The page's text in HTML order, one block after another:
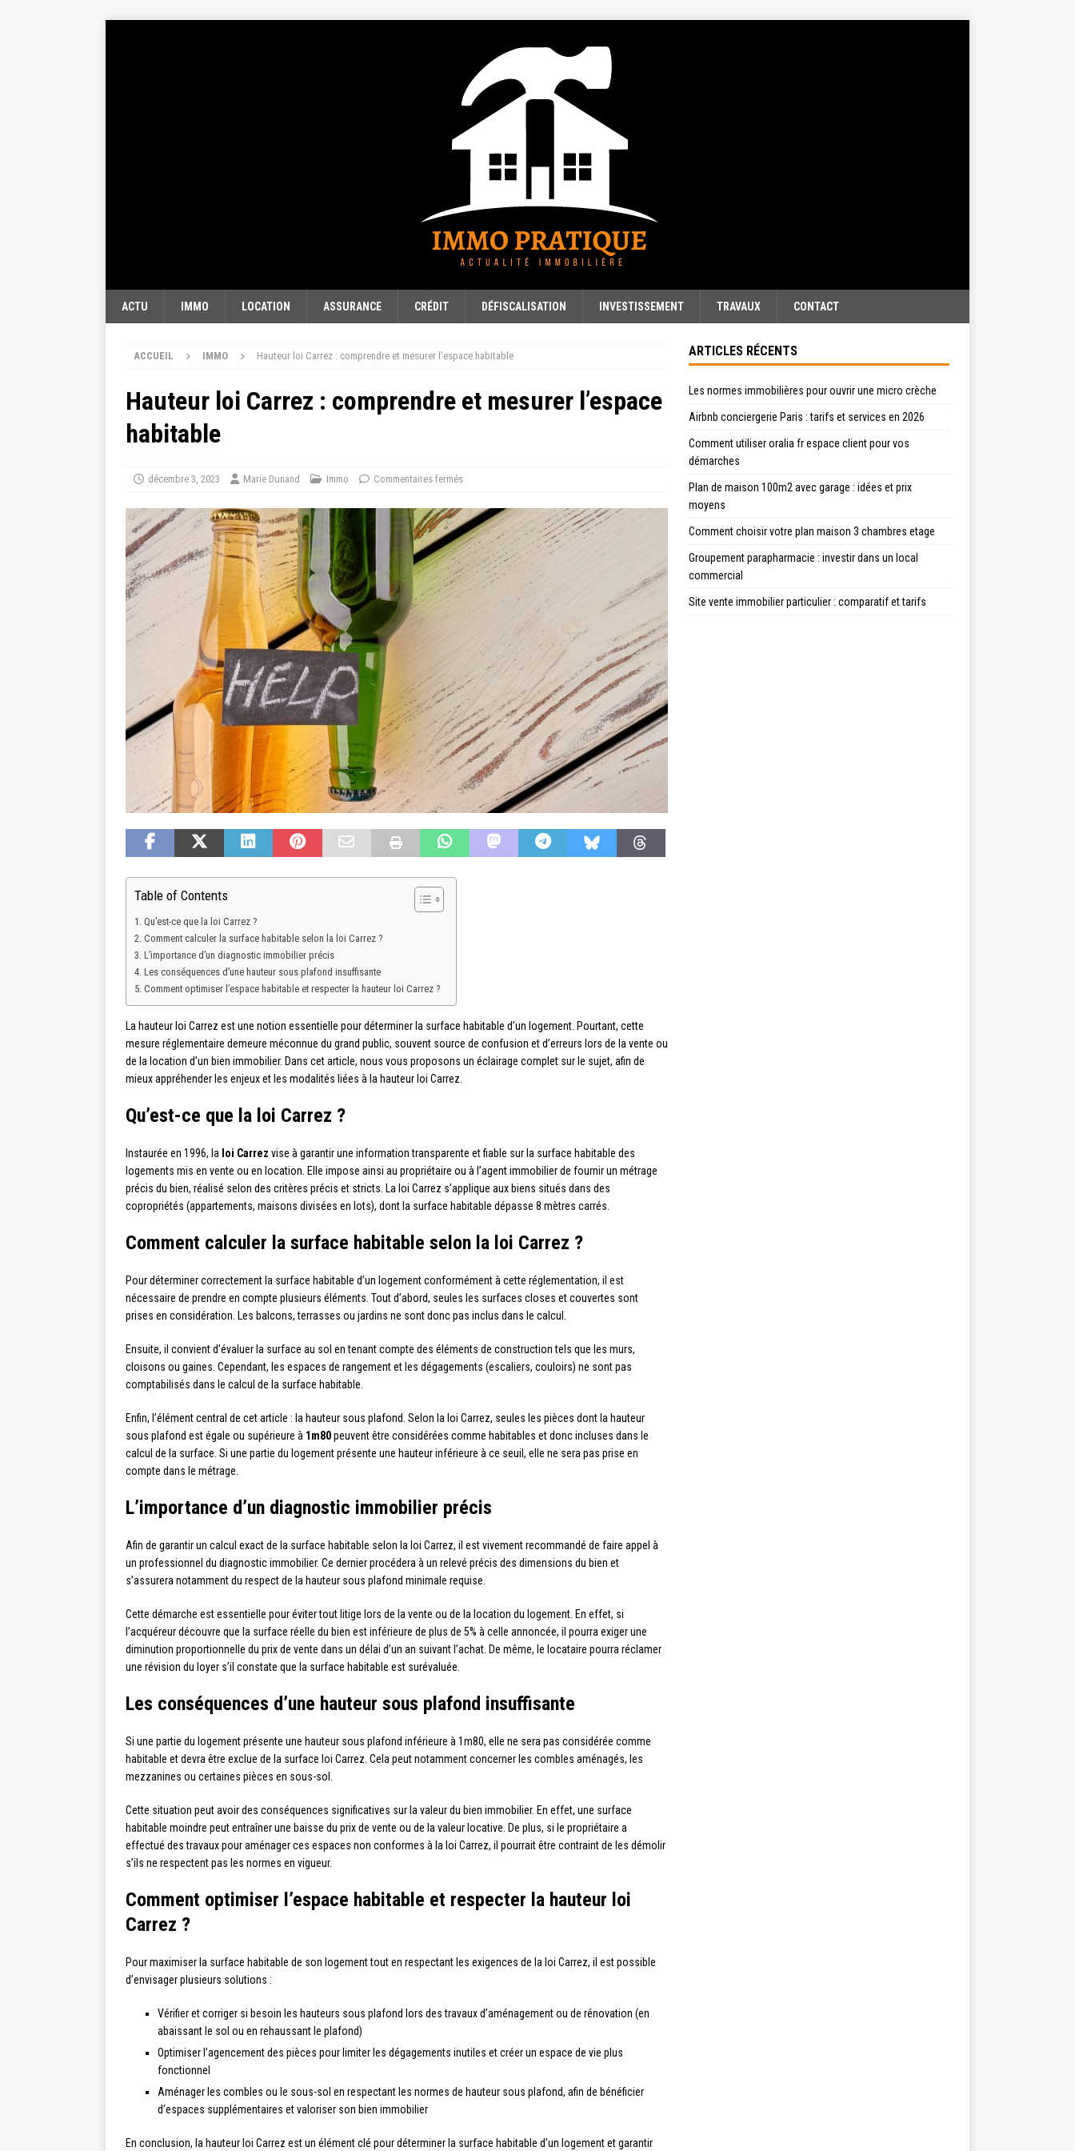
ACTU IMMO LOCATION ASSURANCE CRÉDIT DÉFISCALISATION INVESTISSEMENT TRAVAUX CONTACT
ACCUEIL IMMO Hauteur loi Carrez : comprendre et mesurer l’espace habitable
Hauteur loi Carrez : comprendre et mesurer l’espace
habitable
décembre 3, 2023 Marie Dunand Immo Commentaires fermés
Table of Contents
Qu’est-ce que la loi Carrez ?
Comment calculer la surface habitable selon la loi Carrez ?
L’importance d’un diagnostic immobilier précis
Les conséquences d’une hauteur sous plafond insuffisante
Comment optimiser l’espace habitable et respecter la hauteur loi Carrez ?
La hauteur loi Carrez est une notion essentielle pour déterminer la surface habitable d’un logement. Pourtant, cette
mesure réglementaire demeure méconnue du grand public, souvent source de confusion et d’erreurs lors de la vente ou
de la location d’un bien immobilier. Dans cet article, nous vous proposons un éclairage complet sur le sujet, afin de
mieux appréhender les enjeux et les modalités liées à la hauteur loi Carrez.
Qu’est-ce que la loi Carrez ?
Instaurée en 1996, la loi Carrez vise à garantir une information transparente et fiable sur la surface habitable des
logements mis en vente ou en location. Elle impose ainsi au propriétaire ou à l’agent immobilier de fournir un métrage
précis du bien, réalisé selon des critères précis et stricts. La loi Carrez s’applique aux biens situés dans des
copropriétés (appartements, maisons divisées en lots), dont la surface habitable dépasse 8 mètres carrés.
Comment calculer la surface habitable selon la loi Carrez ?
Pour déterminer correctement la surface habitable d’un logement conformément à cette réglementation, il est
nécessaire de prendre en compte plusieurs éléments. Tout d’abord, seules les surfaces closes et couvertes sont
prises en considération. Les balcons, terrasses ou jardins ne sont donc pas inclus dans le calcul.
Ensuite, il convient d’évaluer la surface au sol en tenant compte des éléments de construction tels que les murs,
cloisons ou gaines. Cependant, les espaces de rangement et les dégagements (escaliers, couloirs) ne sont pas
comptabilisés dans le calcul de la surface habitable.
Enfin, l’élément central de cet article : la hauteur sous plafond. Selon la loi Carrez, seules les pièces dont la hauteur
sous plafond est égale ou supérieure à 1m80peuvent être considérées comme habitables et donc incluses dans le
calcul de la surface. Si une partie du logement présente une hauteur inférieure à ce seuil, elle ne sera pas prise en
compte dans le métrage.
L’importance d’un diagnostic immobilier précis
Afin de garantir un calcul exact de la surface habitable selon la loi Carrez, il est vivement recommandé de faire appel à
un professionnel du diagnostic immobilier. Ce dernier procédera à un relevé précis des dimensions du bien et
s’assurera notamment du respect de la hauteur sous plafond minimale requise.
Cette démarche est essentielle pour éviter tout litige lors de la vente ou de la location du logement. En effet, si
l’acquéreur découvre que la surface réelle du bien est inférieure de plus de 5% à celle annoncée, il pourra exiger une
diminution proportionnelle du prix de vente dans un délai d’un an suivant l’achat. De même, le locataire pourra réclamer
une révision du loyer s’il constate que la surface habitable est surévaluée.
Les conséquences d’une hauteur sous plafond insuffisante
Si une partie du logement présente une hauteur sous plafond inférieure à 1m80, elle ne sera pas considérée comme
habitable et devra être exclue de la surface loi Carrez. Cela peut notamment concerner les combles aménagés, les
mezzanines ou certaines pièces en sous-sol.
Cette situation peut avoir des conséquences significatives sur la valeur du bien immobilier. En effet, une surface
habitable moindre peut entraîner une baisse du prix de vente ou de la valeur locative. De plus, si le propriétaire a
effectué des travaux pour aménager ces espaces non conformes à la loi Carrez, il pourrait être contraint de les démolir
s’ils ne respectent pas les normes en vigueur.
Comment optimiser l’espace habitable et respecter la hauteur loi
Carrez ?
Pour maximiser la surface habitable de son logement tout en respectant les exigences de la loi Carrez, il est possible
d’envisager plusieurs solutions :
Vérifier et corriger si besoin les hauteurs sous plafond lors des travaux d’aménagement ou de rénovation (en
abaissant le sol ou en rehaussant le plafond)
Optimiser l’agencement des pièces pour limiter les dégagements inutiles et créer un espace de vie plus
fonctionnel
Aménager les combles ou le sous-sol en respectant les normes de hauteur sous plafond, afin de bénéficier
d’espaces supplémentaires et valoriser son bien immobilier
En conclusion, la hauteur loi Carrez est un élément clé pour déterminer la surface habitable d’un logement et garantir
ARTICLES RÉCENTS
Les normes immobilières pour ouvrir une micro crèche
Airbnb conciergerie Paris : tarifs et services en 2026
Comment utiliser oralia fr espace client pour vos
démarches
Plan de maison 100m2 avec garage : idées et prix
moyens
Comment choisir votre plan maison 3 chambres etage
Groupement parapharmacie : investir dans un local
commercial
Site vente immobilier particulier : comparatif et tarifs